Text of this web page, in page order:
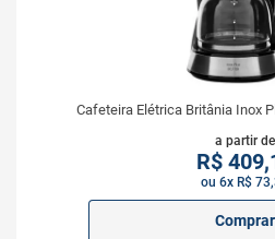
Cafeteira Elétrica Britânia Inox
a partir de
R$
ou 6x R$
Comprar